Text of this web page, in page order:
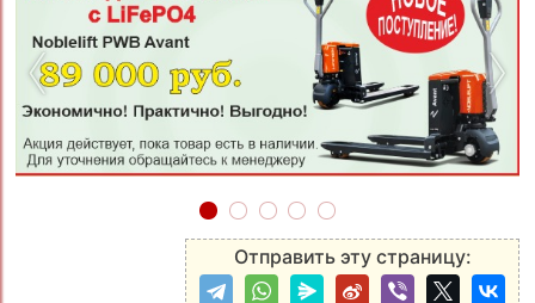
‹ ›
Отправить эту страницу: